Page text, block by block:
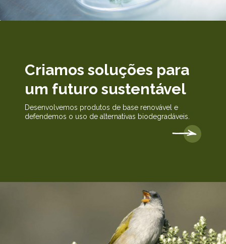
Criamos soluções para
um futuro sustentável
Desenvolvemos produtos de base renovável e
defendemos o uso de alternativas biodegradáveis.